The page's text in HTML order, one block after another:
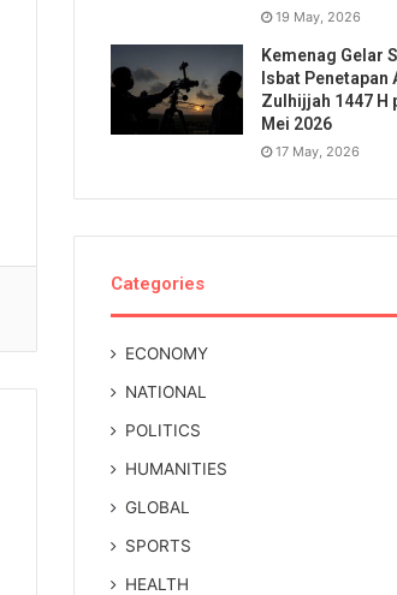
19 May, 2026
Kemenag Gelar
Isbat Penetapan
Zulhijjah 1447 H
Mei 2026
17 May, 2026
Categories
ECONOMY
NATIONAL
POLITICS
HUMANITIES
GLOBAL
SPORTS
HEALTH